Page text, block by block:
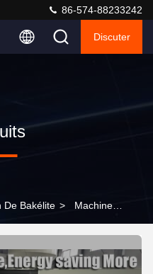
86-574-88233242
Discuter
De Bakélite > Machine